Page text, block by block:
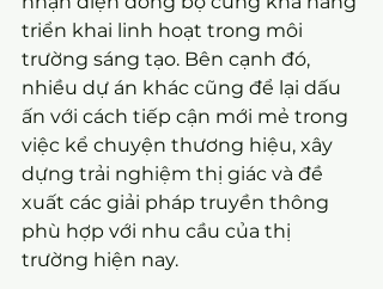
triển khai linh hoạt trong môi
trường sáng tạo. Bên cạnh đó,
nhiều dự án khác cũng để lại dấu
ấn với cách tiếp cận mới mẻ trong
việc kể chuyện thương hiệu, xây
dựng trải nghiệm thị giác và đề
xuất các giải pháp truyền thông
phù hợp với nhu cầu của thị
trường hiện nay.